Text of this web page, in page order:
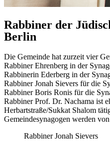
Rabbiner der
Berlin
Die Gemeinde hat zurzeit vier
Rabbiner Ehrenberg in der
Rabbinerin Ederberg in der
Rabbiner Jonah Sievers für die
Rabbiner Boris Ronis für die
Rabbiner Prof. Dr. Nachama ist
Herbartstraße/Sukkat Shalom
Gemeindesynagogen werden
Rabbiner Jonah Sievers